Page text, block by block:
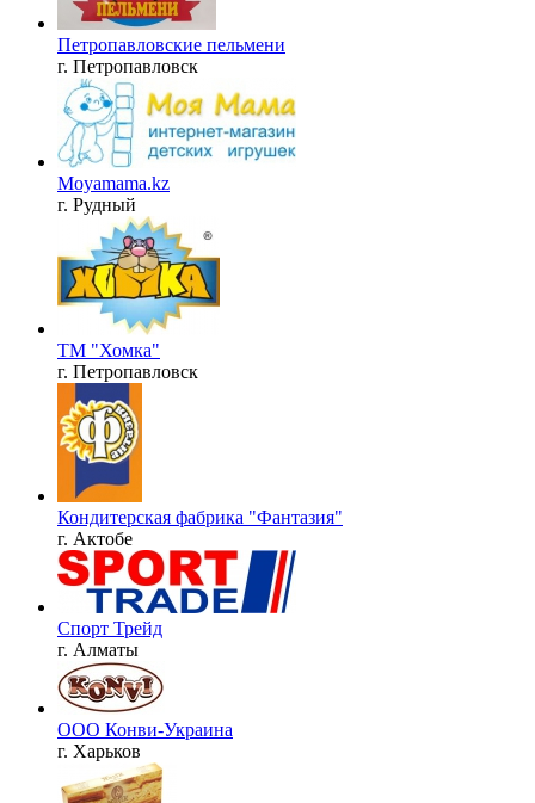
Петропавловские пельмени
г. Петропавловск
Moyamama.kz
г. Рудный
ТМ "Хомка"
г. Петропавловск
Кондитерская фабрика "Фантазия"
г. Актобе
Спорт Трейд
г. Алматы
ООО Конви-Украина
г. Харьков